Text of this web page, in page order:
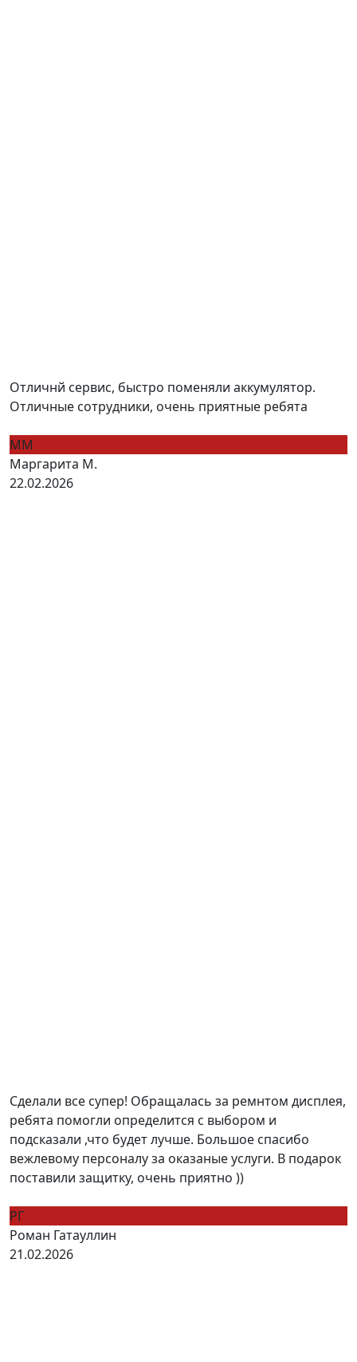
Отличнй сервис, быстро поменяли аккумулятор.
Отличные сотрудники, очень приятные ребята
ММ
Маргарита М.
22.02.2026
Сделали все супер! Обращалась за ремнтом дисплея,
ребята помогли определится с выбором и
подсказали ,что будет лучше. Большое спасибо
вежлевому персоналу за оказаные услуги. В подарок
поставили защитку, очень приятно ))
РГ
Роман Гатауллин
21.02.2026